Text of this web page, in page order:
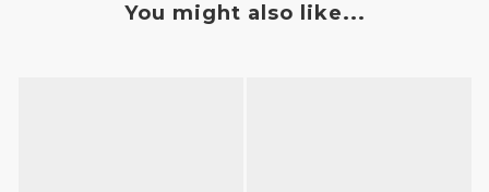
You might also like...